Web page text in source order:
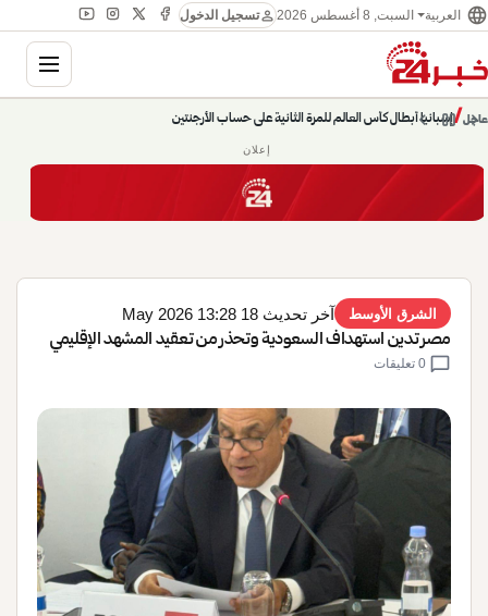
language العربية السبت, 8 أغسطس 2026 personتسجيل الدخول
عاجل/إسبانيا أبطال كأس العالم للمرة الثانية على حساب الأرجنتين chevron_right
pause
chevron_left
إعلان
الشرق الأوسط آخر تحديث 18 May 2026 13:28
مصر تدين استهداف السعودية وتحذر من تعقيد المشهد الإقليمي
chat_bubble